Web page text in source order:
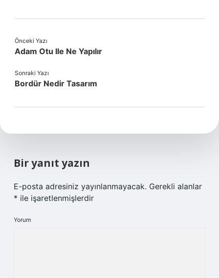
Önceki Yazı
Adam Otu Ile Ne Yapılır
Sonraki Yazı
Bordür Nedir Tasarım
Bir yanıt yazın
E-posta adresiniz yayınlanmayacak. Gerekli alanlar
* ile işaretlenmişlerdir
Yorum